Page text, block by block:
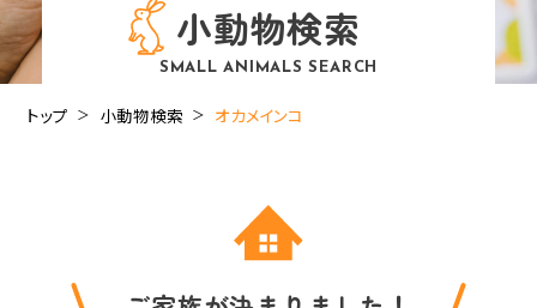
小動物検索
SMALL ANIMALS SEARCH
トップ 小動物検索 オカメインコ